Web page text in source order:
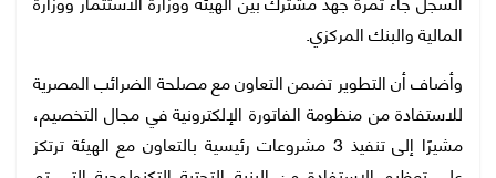
المالية والبنك المركزي.
وأضاف أن التطوير تضمن التعاون مع مصلحة الضرائب المصرية
للاستفادة من منظومة الفاتورة الإلكترونية في مجال التخصيم،
مشيرًا إلى تنفيذ 3 مشروعات رئيسية بالتعاون مع الهيئة ترتكز